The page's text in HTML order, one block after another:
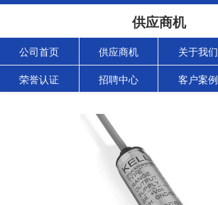
供应商机
公司首页 供应商机 关于我们
荣誉认证 招聘中心 客户案例